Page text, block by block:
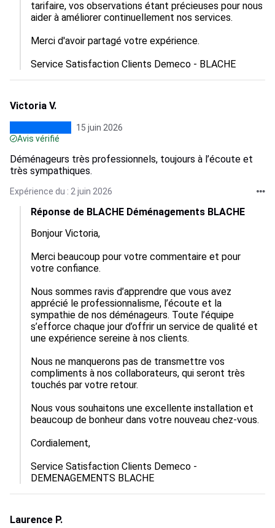
tarifaire, vos observations étant précieuses pour nous
aider à améliorer continuellement nos services.
Merci d'avoir partagé votre expérience.
Service Satisfaction Clients Demeco - BLACHE
Victoria V.
15 juin 2026
Avis vérifié
Déménageurs très professionnels, toujours à l’écoute et
très sympathiques.
Expérience du : 2 juin 2026
Réponse de BLACHE Déménagements BLACHE
Bonjour Victoria,
Merci beaucoup pour votre commentaire et pour
votre confiance.
Nous sommes ravis d’apprendre que vous avez
apprécié le professionnalisme, l’écoute et la
sympathie de nos déménageurs. Toute l’équipe
s’efforce chaque jour d’offrir un service de qualité et
une expérience sereine à nos clients.
Nous ne manquerons pas de transmettre vos
compliments à nos collaborateurs, qui seront très
touchés par votre retour.
Nous vous souhaitons une excellente installation et
beaucoup de bonheur dans votre nouveau chez-vous.
Cordialement,
Service Satisfaction Clients Demeco -
DEMENAGEMENTS BLACHE
Laurence P.